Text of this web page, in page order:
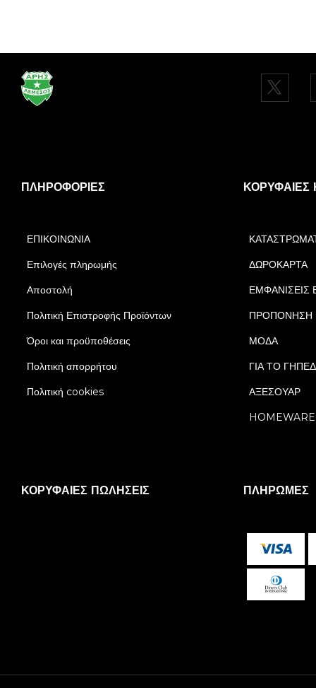
ΠΛΗΡΟΦΟΡΊΕΣ
ΕΠΙΚΟΙΝΩΝΙΑ
Επιλογές πληρωμής
Αποστολή
Πολιτική Επιστροφής Προϊόντων
Όροι και προϋποθέσεις
Πολιτική απορρήτου
Πολιτική cookies
ΚΟΡΥΦΑΊΕΣ
ΔΩΡΟΚΑΡΤΑ
ΕΜΦΑΝΙΣΕΙΣ
ΠΡΟΠΟΝΗΣΗ
ΜΟΔΑ
ΓΙΑ ΤΟ
ΑΞΕΣΟΥΑΡ
HOMEWARE
ΚΟΡΥΦΑΊΕΣ ΠΩΛΉΣΕΙΣ ΠΛΗΡΩΜΈΣ